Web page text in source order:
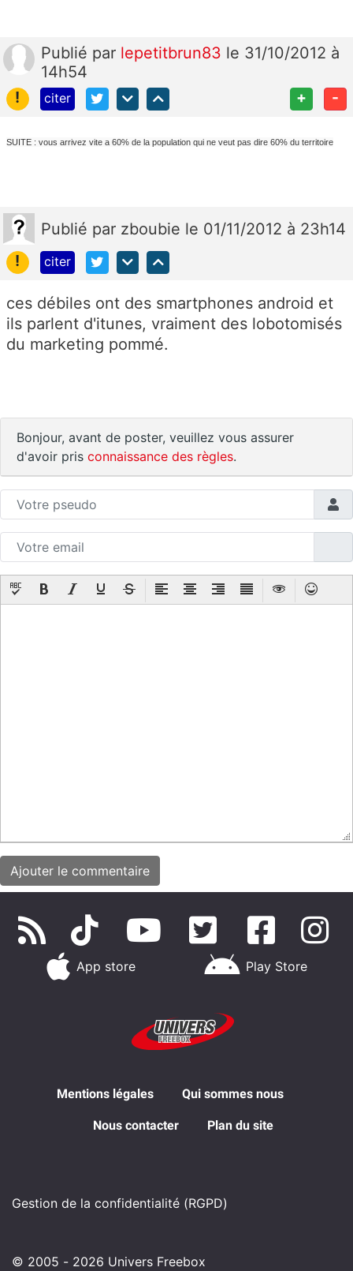
Publié par lepetitbrun83 le 31/10/2012 à
14h54
!
citer + -
SUITE : vous arrivez vite a 60% de la population qui ne veut pas dire 60% du territoire
Publié par zboubie le 01/11/2012 à 23h14
!
citer
ces débiles ont des smartphones android et
ils parlent d'itunes, vraiment des lobotomisés
du marketing pommé.
Bonjour, avant de poster, veuillez vous assurer
d'avoir pris connaissance des règles.
App store Play Store
Mentions légales Qui sommes nous
Nous contacter Plan du site
Gestion de la confidentialité (RGPD)
© 2005 - 2026 Univers Freebox